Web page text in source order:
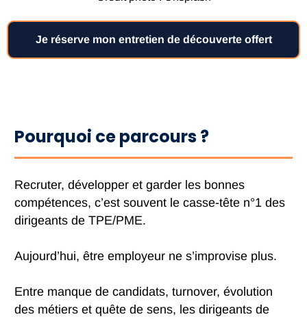
Je réserve mon entretien de découverte offert
Pourquoi ce parcours ?
Recruter, développer et garder les bonnes
compétences, c’est souvent le casse-tête n°1 des
dirigeants de TPE/PME.
Aujourd’hui, être employeur ne s’improvise plus.
Entre manque de candidats, turnover, évolution
des métiers et quête de sens, les dirigeants de